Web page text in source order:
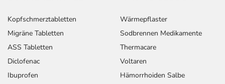
Kopfschmerztabletten
Migräne Tabletten
ASS Tabletten
Diclofenac
Ibuprofen
Wärmepflaster
Sodbrennen Medikamente
Thermacare
Voltaren
Hämorrhoiden Salbe